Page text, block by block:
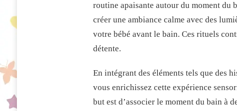
routine apaisante autour du moment du
créer une ambiance calme avec des
votre bébé avant le bain. Ces rituels
détente.
En intégrant des éléments tels que des
vous enrichissez cette expérience
but est d’associer le moment du bain à